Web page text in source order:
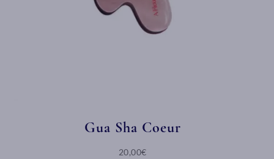
Gua Sha Coeur
20,00€